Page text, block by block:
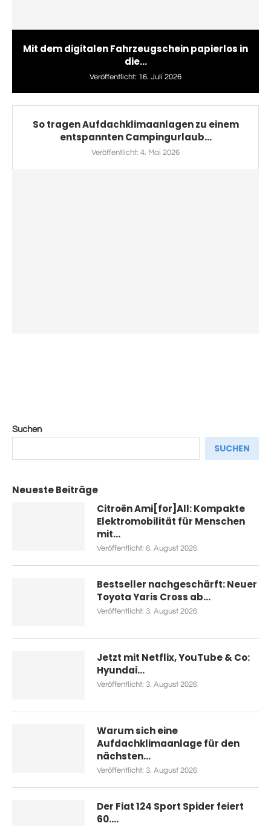
Mit dem digitalen Fahrzeugschein papierlos in
die...
Veröffentlicht: 16. Juli 2026
So tragen Aufdachklimaanlagen zu einem
entspannten Campingurlaub...
Veröffentlicht: 4. Mai 2026
Suchen
SUCHEN
Neueste Beiträge
Citroën Ami[for]All: Kompakte
Elektromobilität für Menschen
mit...
Veröffentlicht: 6. August 2026
Bestseller nachgeschärft: Neuer
Toyota Yaris Cross ab...
Veröffentlicht: 3. August 2026
Jetzt mit Netflix, YouTube & Co:
Hyundai...
Veröffentlicht: 3. August 2026
Warum sich eine
Aufdachklimaanlage für den
nächsten...
Veröffentlicht: 3. August 2026
Der Fiat 124 Sport Spider feiert
60....